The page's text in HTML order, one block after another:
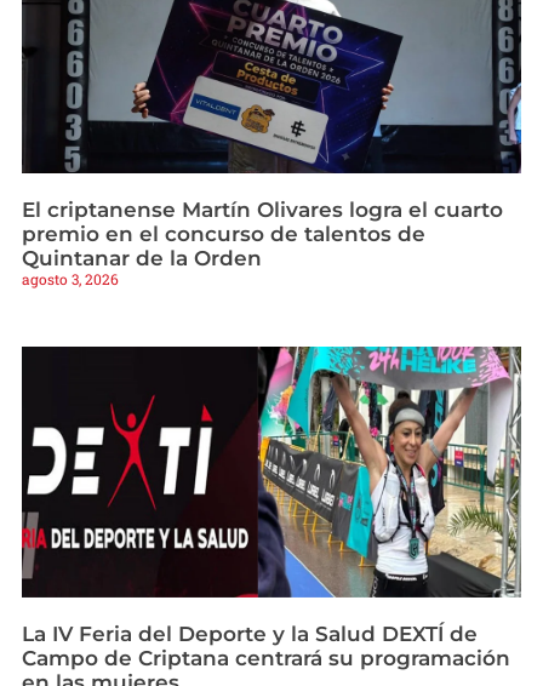
El criptanense Martín Olivares logra el cuarto
premio en el concurso de talentos de
Quintanar de la Orden
agosto 3, 2026
La IV Feria del Deporte y la Salud DEXTÍ de
Campo de Criptana centrará su programación